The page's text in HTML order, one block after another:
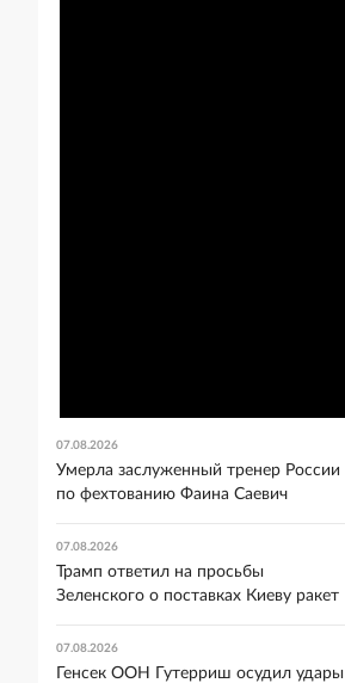
07.08.2026
Умерла заслуженный тренер России
по фехтованию Фаина Саевич
07.08.2026
Трамп ответил на просьбы
Зеленского о поставках Киеву ракет
07.08.2026
Генсек ООН Гутерриш осудил удары